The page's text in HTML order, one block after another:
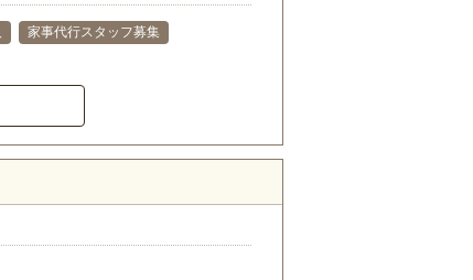
家事代行スタッフ募集